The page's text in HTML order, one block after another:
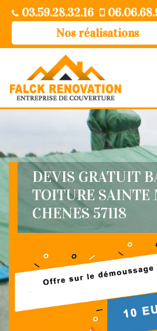
03.59.28.32.16
Nos réalisations
DEVIS GRATUIT
TOITURE SAINTE
CHENES 57118